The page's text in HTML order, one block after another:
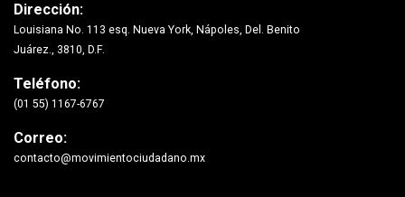
Dirección:
Louisiana No. 113 esq. Nueva York, Nápoles, Del. Benito
Juárez., 3810, D.F.
Teléfono:
(01 55) 1167-6767
Correo:
contacto@movimientociudadano.mx